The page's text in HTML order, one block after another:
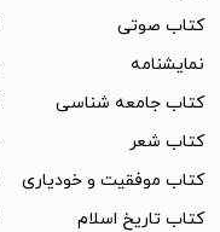
کتاب‌ صوتی
نمایشنامه
کتاب جامعه شناسی
کتاب شعر
کتاب موفقیت و خودیاری
کتاب تاریخ اسلام